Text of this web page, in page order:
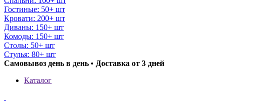
Гостиные: 50+ шт
Кровати: 200+ шт
Диваны: 150+ шт
Комоды: 150+ шт
Столы: 50+ шт
Стулья: 80+ шт
Самовывоз день в день • Доставка от 3 дней
Каталог